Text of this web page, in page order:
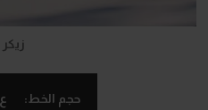
زيكر X
حجم الخط: ع